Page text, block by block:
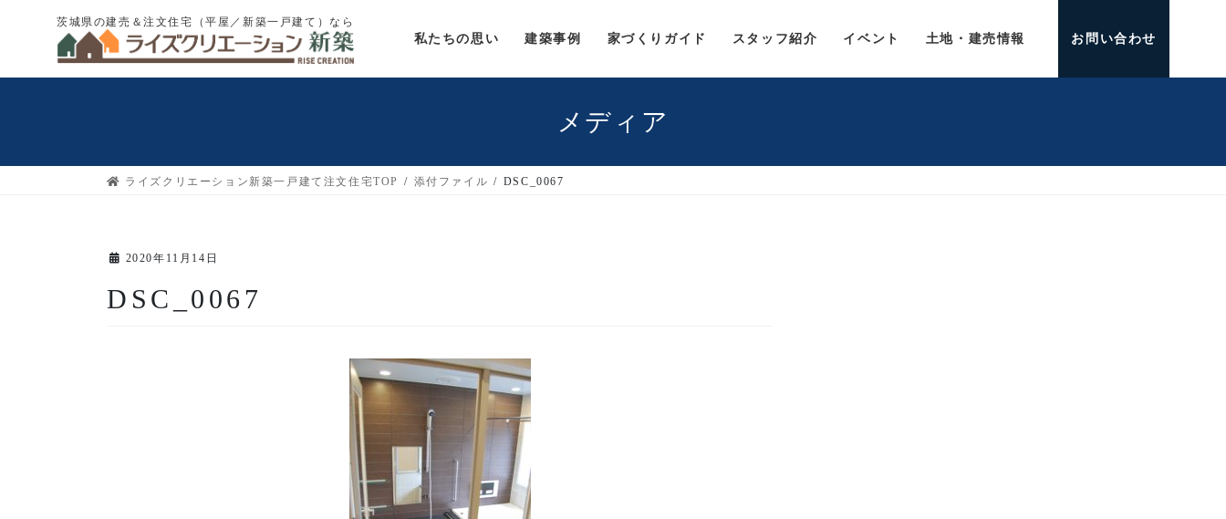
ン
キ
ー
に
茨城県の建売＆注文住宅（平屋／新築一戸建て）なら
私たちの思い 建築事例 家づくりガイド スタッフ紹介 イベント 土地・建売情報 お問い合わせ
メディア
ライズクリエーション新築一戸建て注文住宅TOP 添付ファイル DSC_0067
2020年11月14日
DSC_0067